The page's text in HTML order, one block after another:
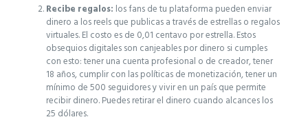
Recibe regalos: los fans de tu plataforma pueden enviar
dinero a los reels que publicas a través de estrellas o regalos
virtuales. El costo es de 0,01 centavo por estrella. Estos
obsequios digitales son canjeables por dinero si cumples
con esto: tener una cuenta profesional o de creador, tener
18 años, cumplir con las políticas de monetización, tener un
mínimo de 500 seguidores y vivir en un país que permite
recibir dinero. Puedes retirar el dinero cuando alcances los
25 dólares.